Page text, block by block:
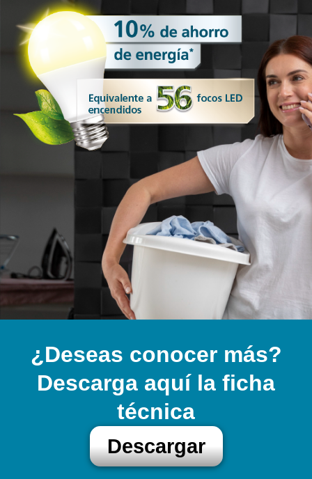
¿Deseas conocer más?
Descarga aquí la ficha
técnica
Descargar